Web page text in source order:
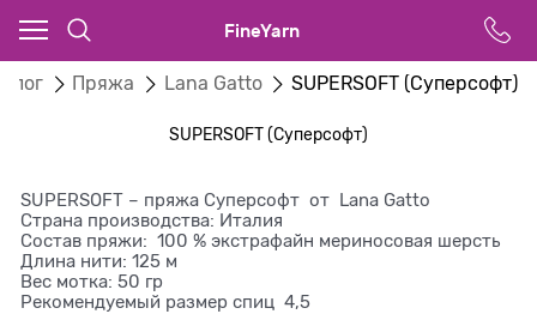
FineYarn
Пряжа Lana Gatto SUPERSOFT (Суперсофт)
SUPERSOFT (Суперсофт)
SUPERSOFT – пряжа Суперсофт от Lana Gatto
Страна производства: Италия
Состав пряжи: 100 % экстрафайн мериносовая шерсть
Длина нити: 125 м
Вес мотка: 50 гр
Рекомендуемый размер спиц 4,5